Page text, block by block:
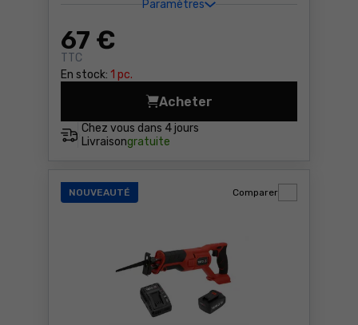
Paramètres
67 €
TTC
En stock: 1 pc.
Chez vous dans 4 jours
Livraisongratuite
Acheter
Scie sauteuse Makita
NOUVEAUTÉ Comparer